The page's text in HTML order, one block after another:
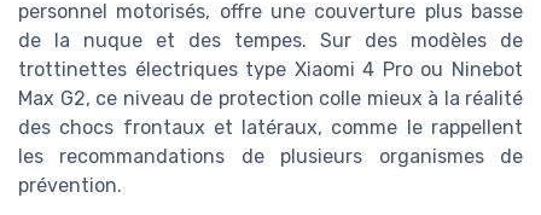
personnel motorisés, offre une couverture plus basse
de la nuque et des tempes. Sur des modèles de
trottinettes électriques type Xiaomi 4 Pro ou Ninebot
Max G2, ce niveau de protection colle mieux à la réalité
des chocs frontaux et latéraux, comme le rappellent
les recommandations de plusieurs organismes de
prévention.